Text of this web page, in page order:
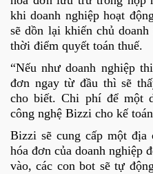
khi doanh nghiệp hoạt
sẽ dồn lại khiến chủ
thời điểm quyết toán thuế.
“Nếu như doanh nghiệp
đơn ngay từ đầu thì sẽ
cho biết. Chi phí để một
công nghệ Bizzi cho kế
Bizzi sẽ cung cấp một địa
hóa đơn của doanh nghiệp
vào, các con bot sẽ tự